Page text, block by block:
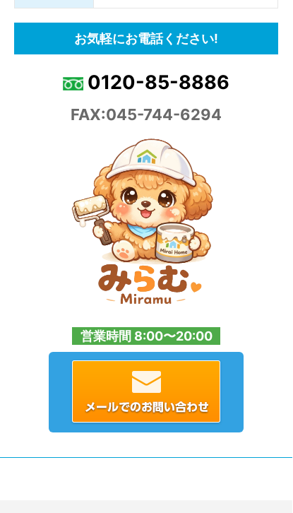
お気軽にお電話ください!
0120-85-8886
FAX:045-744-6294
営業時間 8:00〜20:00